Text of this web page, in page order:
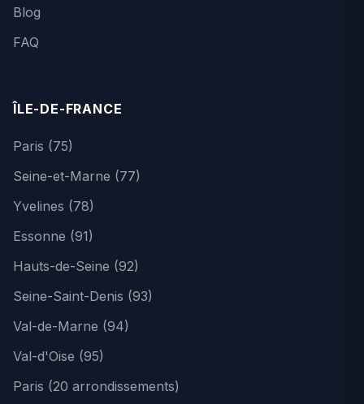
Blog
FAQ
ÎLE-DE-FRANCE
Paris (75)
Seine-et-Marne (77)
Yvelines (78)
Essonne (91)
Hauts-de-Seine (92)
Seine-Saint-Denis (93)
Val-de-Marne (94)
Val-d'Oise (95)
Paris (20 arrondissements)